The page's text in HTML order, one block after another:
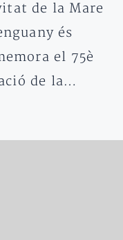
de la Mare
és
el 75è
de la…